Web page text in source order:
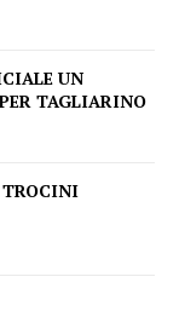
UN
TAGLIARINO
TROCINI